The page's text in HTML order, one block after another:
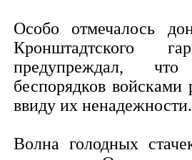
Особо отмечалось
Кронштадтского
предупреждал,
беспорядков войсками
ввиду их ненадежности.
Волна голодных